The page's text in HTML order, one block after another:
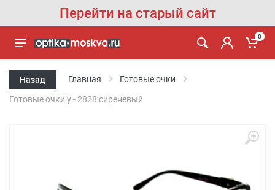
Перейти на старый сайт
0
Назад Главная Готовые очки
Готовые очки y - 2828 сиреневый